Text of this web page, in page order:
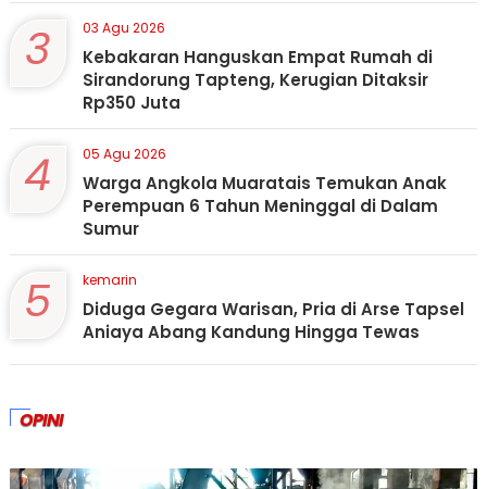
3 03 Agu 2026
Kebakaran Hanguskan Empat Rumah di
Sirandorung Tapteng, Kerugian Ditaksir
Rp350 Juta
4 05 Agu 2026
Warga Angkola Muaratais Temukan Anak
Perempuan 6 Tahun Meninggal di Dalam
Sumur
5 kemarin
Diduga Gegara Warisan, Pria di Arse Tapsel
Aniaya Abang Kandung Hingga Tewas
OPINI